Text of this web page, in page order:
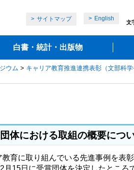
サイトマップ English
文
白書・統計・出版物
ウム > キャリア教育推進連携表彰（文部科学
体における取組の概要につ
育に取り組んでいる先進事例を表
15日に受賞団体を決定したところ